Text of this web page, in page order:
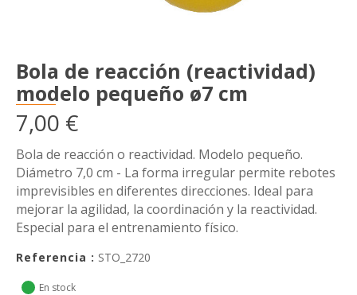
Bola de reacción (reactividad)
modelo pequeño ø7 cm
7,00 €
Bola de reacción o reactividad. Modelo pequeño.
Diámetro 7,0 cm - La forma irregular permite rebotes
imprevisibles en diferentes direcciones. Ideal para
mejorar la agilidad, la coordinación y la reactividad.
Especial para el entrenamiento físico.
Referencia : STO_2720
En stock